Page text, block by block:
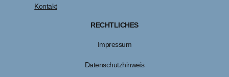
Kontakt
RECHTLICHES
Impressum
Datenschutzhinweis